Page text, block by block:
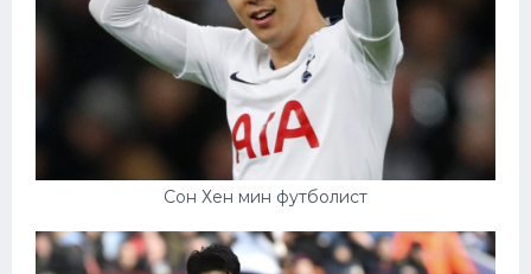
Сон Хен мин футболист